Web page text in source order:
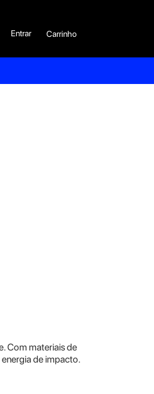
Entrar Carrinho
Com materiais de
de impacto.